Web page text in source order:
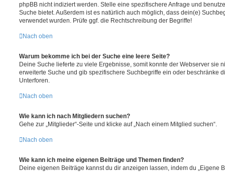
phpBB nicht indiziert werden. Stelle eine spezifischere Anfrage und
Suche bietet. Außerdem ist es natürlich auch möglich, dass dein(e)
verwendet wurden. Prüfe ggf. die Rechtschreibung der Begriffe!
Nach oben
Warum bekomme ich bei der Suche eine leere Seite?
Deine Suche lieferte zu viele Ergebnisse, somit konnte der Webserver sie
erweiterte Suche und gib spezifischere Suchbegriffe ein oder beschränke
Unterforen.
Nach oben
Wie kann ich nach Mitgliedern suchen?
Gehe zur „Mitglieder“-Seite und klicke auf „Nach einem Mitglied suchen“.
Nach oben
Wie kann ich meine eigenen Beiträge und Themen finden?
Deine eigenen Beiträge kannst du dir anzeigen lassen, indem du „Eigene